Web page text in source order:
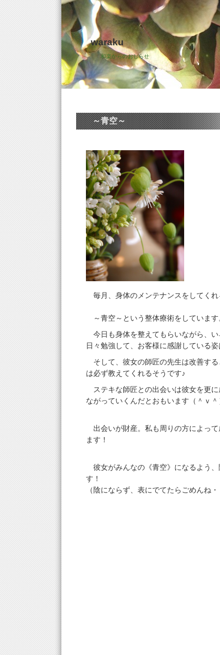
waraku
和楽からのおしらせ
～青空～
毎月、身体のメンテナンスをしてくれ
～青空～という整体療術をしています
今日も身体を整えてもらいながら、
日々勉強して、お客様に感謝している
そして、彼女の師匠の先生は改善す
は必ず教えてくれるそうです♪
ステキな師匠との出会いは彼女を更
ながっていくんだとおもいます（＾ｖ＾
出会いが財産。私も周りの方によっ
ます！
彼女がみんなの《青空》になるよう
す！
（陰にならず、表にでてたらごめんね